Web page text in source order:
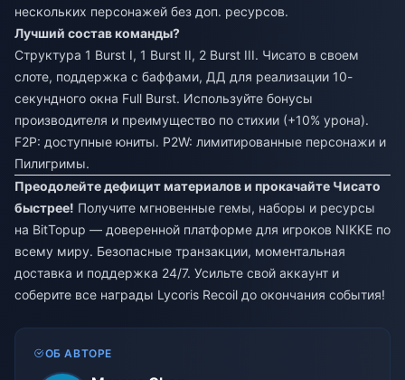
нескольких персонажей без доп. ресурсов.
Лучший состав команды?
Структура 1 Burst I, 1 Burst II, 2 Burst III. Чисато в своем
слоте, поддержка с баффами, ДД для реализации 10-
секундного окна Full Burst. Используйте бонусы
производителя и преимущество по стихии (+10% урона).
F2P: доступные юниты. P2W: лимитированные персонажи и
Пилигримы.
Преодолейте дефицит материалов и прокачайте Чисато
быстрее! Получите мгновенные гемы, наборы и ресурсы
на BitTopup — доверенной платформе для игроков NIKKE по
всему миру. Безопасные транзакции, моментальная
доставка и поддержка 24/7. Усильте свой аккаунт и
соберите все награды Lycoris Recoil до окончания события!
ОБ АВТОРЕ